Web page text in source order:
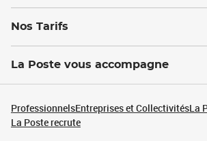
Nos Tarifs
La Poste vous accompagne
ProfessionnelsEntreprises et CollectivitésLa
La Poste recrute